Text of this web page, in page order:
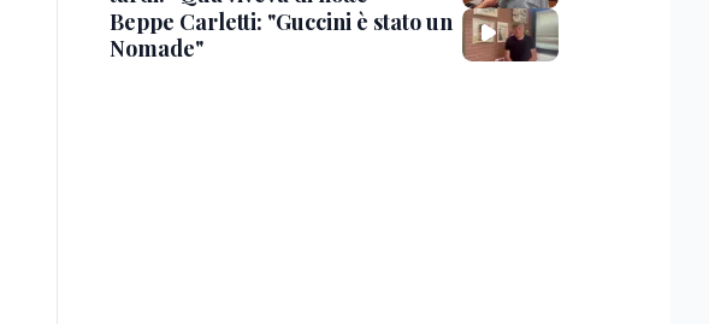
Beppe Carletti: "Guccini è stato un
Nomade"